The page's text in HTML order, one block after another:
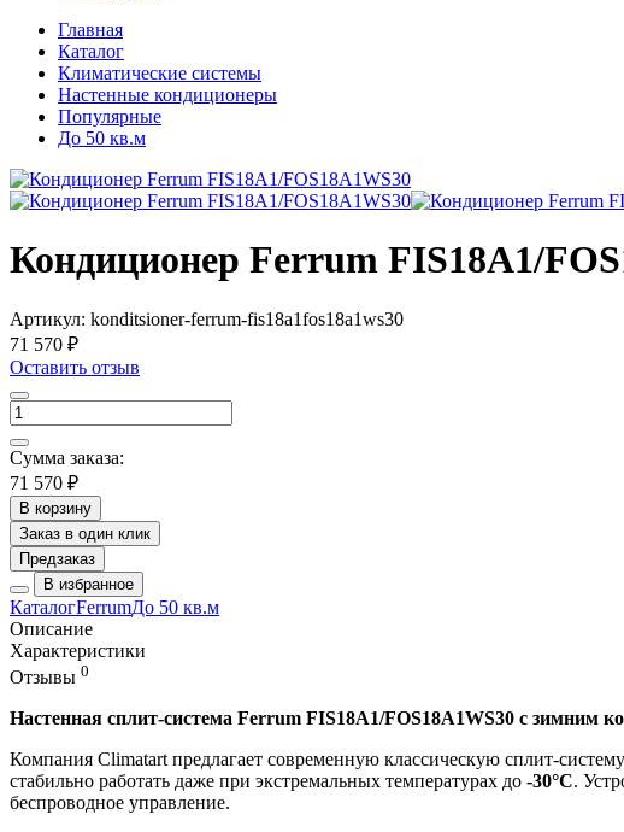
Главная
Каталог
Климатические системы
Настенные кондиционеры
Популярные
До 50 кв.м
Кондиционер Ferrum FIS18A1/
Артикул: konditsioner-ferrum-fis18a1fos18a1ws30
71 570 ₽
Оставить отзыв
Сумма заказа:
71 570 ₽
В корзину
Заказ в один клик
Предзаказ
В избранное
КаталогFerrumДо 50 кв.м
Описание
Характеристики
Отзывы 0
Настенная сплит-система Ferrum FIS18A1/FOS18A1WS30 с зимним
Компания Climatart предлагает современную классическую сплит-
стабильно работать даже при экстремальных температурах до -30°C.
беспроводное управление.